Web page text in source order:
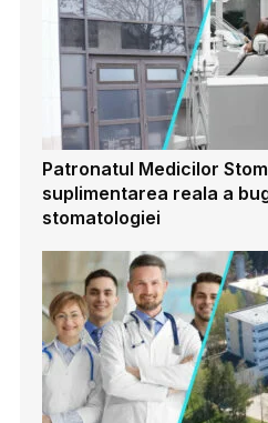
Patronatul Medicilor
suplimentarea reala a
stomatologiei